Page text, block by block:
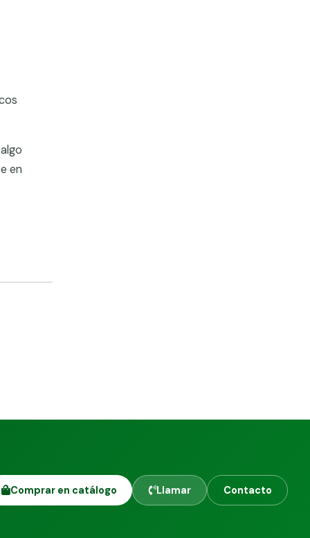
en
Comprar en catálogo Llamar Contacto